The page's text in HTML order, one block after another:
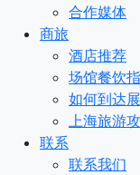
合作媒体
商旅
酒店推荐
场馆餐饮
如何到达
上海旅游
联系
联系我们